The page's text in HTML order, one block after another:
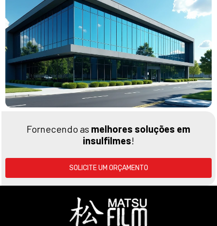
Fornecendo as melhores soluções em
insulfilmes!
SOLICITE UM ORÇAMENTO